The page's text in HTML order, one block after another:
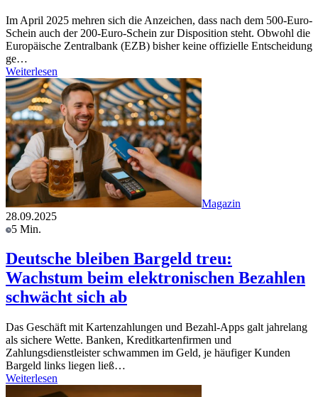
Im April 2025 mehren sich die Anzeichen, dass nach dem 500-Euro-
Schein auch der 200-Euro-Schein zur Disposition steht. Obwohl die
Europäische Zentralbank (EZB) bisher keine offizielle Entscheidung
ge…
Weiterlesen
Magazin
28.09.2025
5 Min.
Deutsche bleiben Bargeld treu:
Wachstum beim elektronischen Bezahlen
schwächt sich ab
Das Geschäft mit Kartenzahlungen und Bezahl-Apps galt jahrelang
als sichere Wette. Banken, Kreditkartenfirmen und
Zahlungsdienstleister schwammen im Geld, je häufiger Kunden
Bargeld links liegen ließ…
Weiterlesen